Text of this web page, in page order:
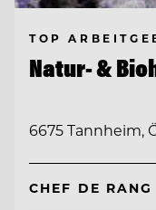
TOP
Natur- &
6675 Tannheim,
CHEF DE RANG